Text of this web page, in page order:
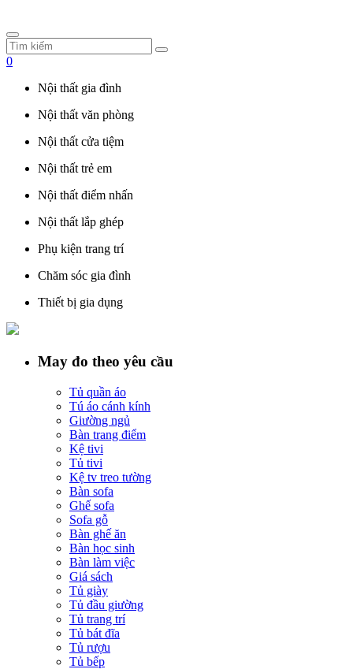
0
Nội thất gia đình
Nội thất văn phòng
Nội thất cửa tiệm
Nội thất trẻ em
Nội thất điểm nhấn
Nội thất lắp ghép
Phụ kiện trang trí
Chăm sóc gia đình
Thiết bị gia dụng
May đo theo yêu cầu
Tủ quần áo
Tú áo cánh kính
Giường ngủ
Bàn trang điểm
Kệ tivi
Tủ tivi
Kệ tv treo tường
Bàn sofa
Ghế sofa
Sofa gỗ
Bàn ghế ăn
Bàn học sinh
Bàn làm việc
Giá sách
Tủ giày
Tủ đầu giường
Tủ trang trí
Tủ bát đĩa
Tủ rượu
Tủ bếp